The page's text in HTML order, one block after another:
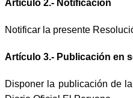
Artículo 2.- Notificación
Notificar la presente
Artículo 3.- Publicación en
Disponer la publicación de